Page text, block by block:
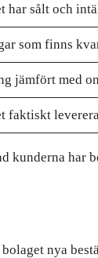
har sålt och
som finns
jämfört med
faktiskt
kunderna har
nya